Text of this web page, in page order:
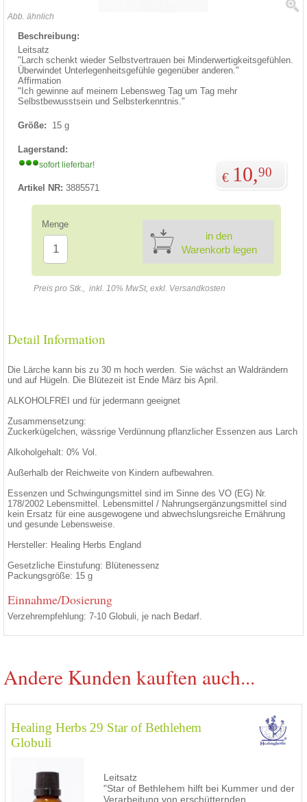
Abb. ähnlich
Beschreibung:
Leitsatz
"Larch schenkt wieder Selbstvertrauen bei Minderwertigkeitsgefühlen.
Überwindet Unterlegenheitsgefühle gegenüber anderen."
Affirmation
"Ich gewinne auf meinem Lebensweg Tag um Tag mehr
Selbstbewusstsein und Selbsterkenntnis."
Größe: 15 g
Lagerstand:
sofort lieferbar!
Artikel NR: 3885571
€ 10,90
Menge
in den
Warenkorb legen
Preis pro Stk., inkl. 10% MwSt, exkl. Versandkosten
Detail Information
Die Lärche kann bis zu 30 m hoch werden. Sie wächst an Waldrändern
und auf Hügeln. Die Blütezeit ist Ende März bis April.
ALKOHOLFREI und für jedermann geeignet
Zusammensetzung:
Zuckerkügelchen, wässrige Verdünnung pflanzlicher Essenzen aus Larch
Alkoholgehalt: 0% Vol.
Außerhalb der Reichweite von Kindern aufbewahren.
Essenzen und Schwingungsmittel sind im Sinne des VO (EG) Nr.
178/2002 Lebensmittel. Lebensmittel / Nahrungsergänzungsmittel sind
kein Ersatz für eine ausgewogene und abwechslungsreiche Ernährung
und gesunde Lebensweise.
Hersteller: Healing Herbs England
Gesetzliche Einstufung: Blütenessenz
Packungsgröße: 15 g
Einnahme/Dosierung
Verzehrempfehlung: 7-10 Globuli, je nach Bedarf.
Andere Kunden kauften auch...
Healing Herbs 29 Star of Bethlehem
Globuli
Leitsatz
"Star of Bethlehem hilft bei Kummer und der
Verarbeitung von erschütternden